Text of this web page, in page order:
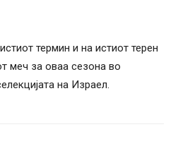
термин и на истиот терен
меч за оваа сезона во
на Израел.